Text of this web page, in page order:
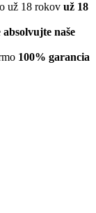
už 18
absolvujte naše
100% garancia